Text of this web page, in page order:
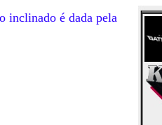
inclinado é dada pela